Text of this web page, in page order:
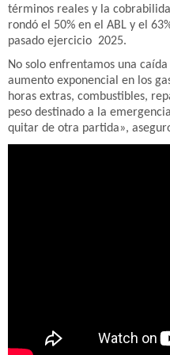
términos reales y la
rondó el 50% en el ABL y el
pasado ejercicio 2025.
No solo enfrentamos una
aumento exponencial en los
horas extras, combustibles,
peso destinado a la
quitar de otra partida»,